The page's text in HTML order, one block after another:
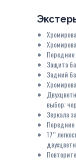
Передние
Защита
Задний
выбор:
Зеркала
Передние
17’’